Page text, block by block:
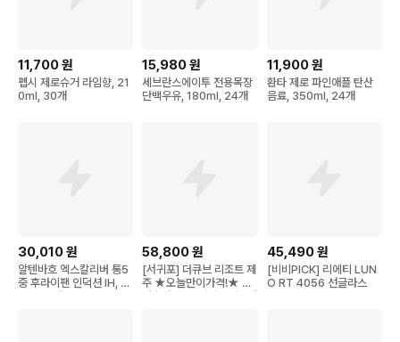
11,700원
펩시 제로슈거 라임향, 21
0ml, 30개
15,980원
세브란스에이투 전용목장
단백우유, 180ml, 24개
11,900원
환타 제로 파인애플 탄산
음료, 350ml, 24개
30,010원
알텐바흐 엑스칼리버 통5
중 후라이팬 인덕션 IH, 2
58,800원
[서귀포] 더큐브 리조트 제
주 ★오늘만이가격!★ 인
45,490원
[비비PICK] 리에티 LUN
O RT 4056 선글라스